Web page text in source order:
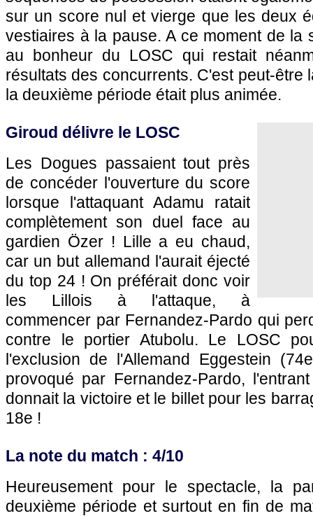
sur un score nul et vierge que les deux
vestiaires à la pause. A ce moment de la
au bonheur du LOSC qui restait
résultats des concurrents. C'est peut-être
la deuxième période était plus animée.
Giroud délivre le LOSC
Les Dogues passaient tout près
de concéder l'ouverture du score
lorsque l'attaquant Adamu ratait
complètement son duel face au
gardien Özer ! Lille a eu chaud,
car un but allemand l'aurait éjecté
du top 24 ! On préférait donc voir
les Lillois à l'attaque, à
commencer par Fernandez-Pardo qui
contre le portier Atubolu. Le LOSC
l'exclusion de l'Allemand Eggestein
provoqué par Fernandez-Pardo,
donnait la victoire et le billet pour les
18e !
La note du match : 4/10
Heureusement pour le spectacle, la
deuxième période et surtout en fin de